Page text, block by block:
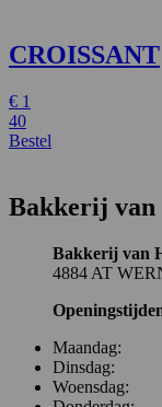
CROISSANT
€ 1
40
Bestel
Bakkerij van
Bakkerij van
4884 AT
Maandag:
Dinsdag:
Woensdag: